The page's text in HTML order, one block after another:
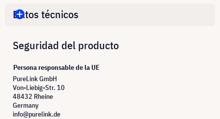
Datos técnicos
Seguridad del producto
Persona responsable de la UE
PureLink GmbH
Von-Liebig-Str. 10
48432 Rheine
Germany
info@purelink.de